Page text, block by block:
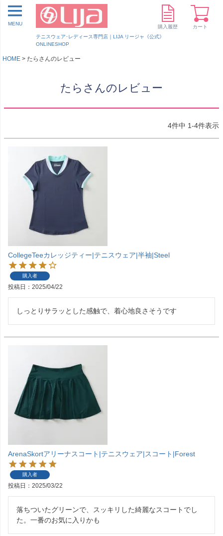
テニスウェア･レディース専門店｜LIJA リージャ《公式》
ONLINESHOP
MENU
購入履歴 カート
HOME たらさんのレビュー
たらさんのレビュー
4件中 1-4件表示
CollegeTeeカレッジティー|テニスウェア|半袖|Steel
購入者
投稿日 2025/04/22
しっとりサラッとした感触で、着心地良さそうです
ArenaSkortアリーナスコート|テニスウェア|スコート|Forest
購入者
投稿日 2025/03/22
落ちついたグリーンで、スッキリした綺麗なスコートでし
た。一番のお気に入りかも